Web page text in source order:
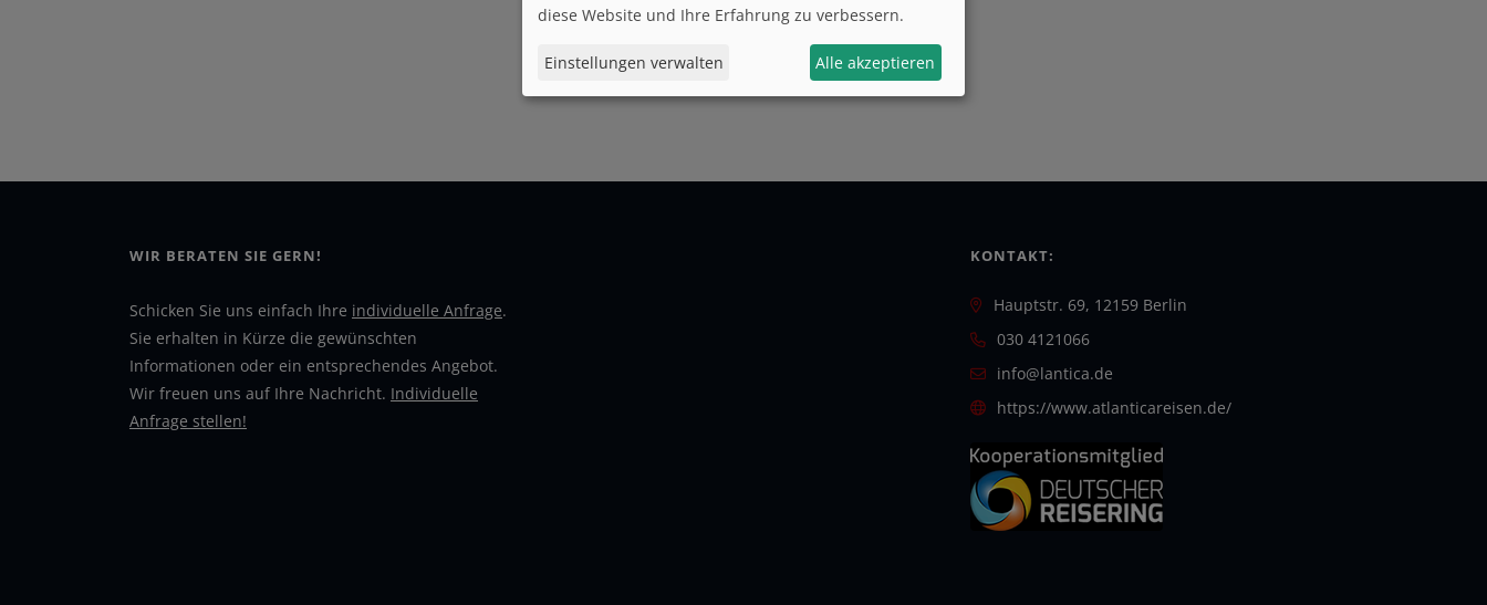
WIR BERATEN SIE GERN!
Schicken Sie uns einfach Ihre individuelle Anfrage.
Sie erhalten in Kürze die gewünschten
Informationen oder ein entsprechendes Angebot.
Wir freuen uns auf Ihre Nachricht. Individuelle
Anfrage stellen!
KONTAKT:
Hauptstr. 69, 12159 Berlin
030 4121066
info@lantica.de
https://www.atlanticareisen.de/
diese Website und Ihre Erfahrung zu verbessern.
Einstellungen verwalten Alle akzeptieren